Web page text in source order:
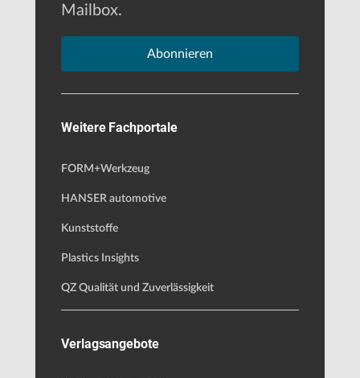
Mailbox.
Abonnieren
Weitere Fachportale
FORM+Werkzeug
HANSER automotive
Kunststoffe
Plastics Insights
QZ Qualität und Zuverlässigkeit
Verlagsangebote